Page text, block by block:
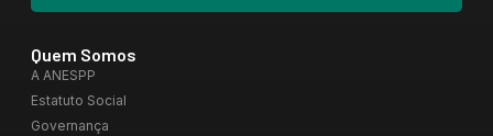
Quem Somos
A ANESPP
Estatuto Social
Governança